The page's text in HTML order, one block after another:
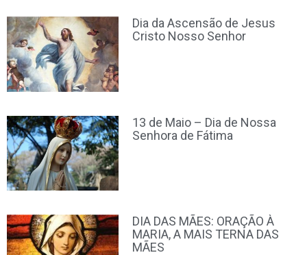
Dia da Ascensão de Jesus
Cristo Nosso Senhor
13 de Maio – Dia de Nossa
Senhora de Fátima
DIA DAS MÃES: ORAÇÃO À
MARIA, A MAIS TERNA DAS
MÃES